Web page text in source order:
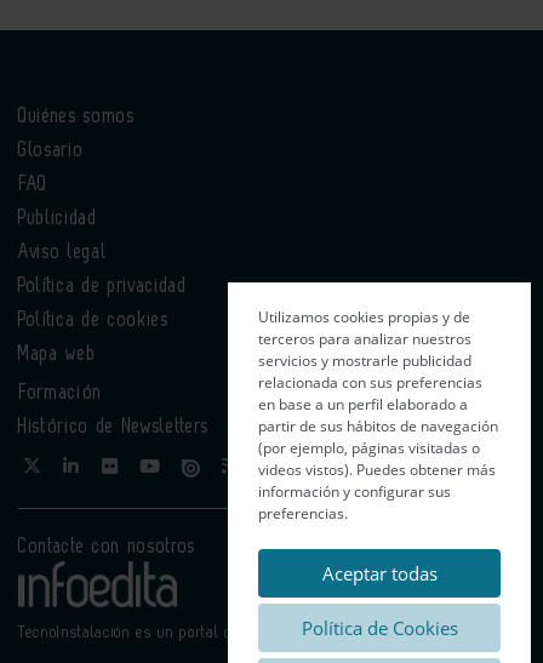
Quiénes somos
Glosario
FAQ
Publicidad
Aviso legal
Política de privacidad
Política de cookies
Mapa web
Formación
Histórico de Newsletters
Contacte con nosotros
TecnoInstalación es un portal de Infoedita
Utilizamos cookies propias y de
terceros para analizar nuestros
servicios y mostrarle publicidad
relacionada con sus preferencias
en base a un perfil elaborado a
partir de sus hábitos de navegación
(por ejemplo, páginas visitadas o
videos vistos). Puedes obtener más
información y configurar sus
preferencias.
Aceptar todas
Política de Cookies